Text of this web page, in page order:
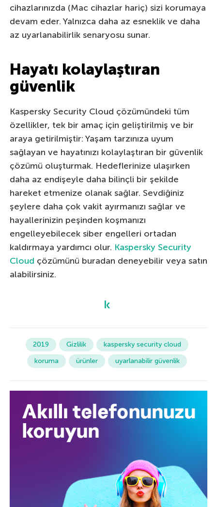
cihazlarınızda (Mac cihazlar hariç) sizi korumaya
devam eder. Yalnızca daha az esneklik ve daha
az uyarlanabilirlik senaryosu sunar.
Hayatı kolaylaştıran
güvenlik
Kaspersky Security Cloud çözümündeki tüm
özellikler, tek bir amaç için geliştirilmiş ve bir
araya getirilmiştir: Yaşam tarzınıza uyum
sağlayan ve hayatınızı kolaylaştıran bir güvenlik
çözümü oluşturmak. Hedeflerinize ulaşırken
daha az endişeyle daha bilinçli bir şekilde
hareket etmenize olanak sağlar. Sevdiğiniz
şeylere daha çok vakit ayırmanızı sağlar ve
hayallerinizin peşinden koşmanızı
engelleyebilecek siber engelleri ortadan
kaldırmaya yardımcı olur. Kaspersky Security
Cloud çözümünü buradan deneyebilir veya satın
alabilirsiniz.
2019 Gizlilik
kaspersky security cloud
koruma
ürünler uyarlanabilir güvenlik